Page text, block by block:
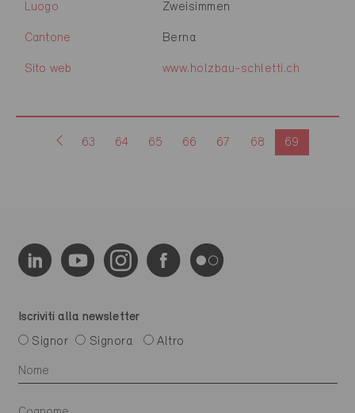
Luogo Zweisimmen
Cantone Berna
Sito web www.holzbau-schletti.ch
63 64 65 66 67 68 69
Iscriviti alla newsletter
Signor
Signora Altro